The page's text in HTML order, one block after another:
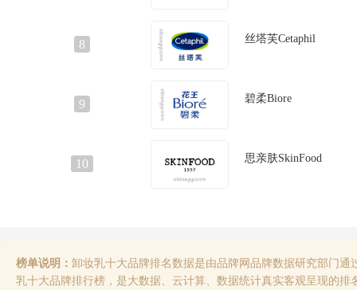
8 丝塔芙Cetaphil
9 碧柔Biore
10 思亲肤SkinFood
榜单说明： 卸妆乳十大品牌排名数据是由品牌网品牌数据研究部门
乳十大品牌排行榜，是大数据、云计算、数据统计真实客观呈现的